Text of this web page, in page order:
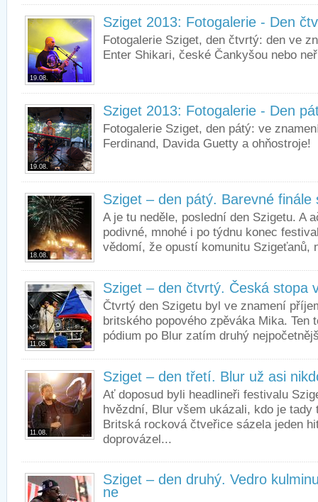
19.08.
Sziget 2013: Fotogalerie - Den
Fotogalerie Sziget, den čtvrtý: den ve
Enter Shikari, české Čankyšou nebo
19.08.
Sziget 2013: Fotogalerie - Den
Fotogalerie Sziget, den pátý: ve
Ferdinand, Davida Guetty a ohňostroje!
18.08.
Sziget – den pátý. Barevné finále
A je tu neděle, poslední den Szigetu. A
podivné, mnohé i po týdnu konec
vědomí, že opustí komunitu Szigeťanů,
11.08.
Sziget – den čtvrtý. Česká stopa
Čtvrtý den Szigetu byl ve znamení
britského popového zpěváka Mika. Ten
pódium po Blur zatím druhý
11.08.
Sziget – den třetí. Blur už asi
Ať doposud byli headlineři festivalu
hvězdní, Blur všem ukázali, kdo je tady
Britská rocková čtveřice sázela jeden
doprovázel...
Sziget – den druhý. Vedro
ne